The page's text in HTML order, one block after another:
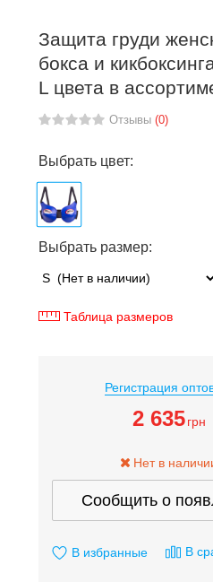
Защита груди
бокса и
L цвета в
Отзывы (0)
Выбрать цвет:
Выбрать размер:
Таблица размеров
Регистрация
2 635 грн
Нет в
Сообщить о
В избранные В